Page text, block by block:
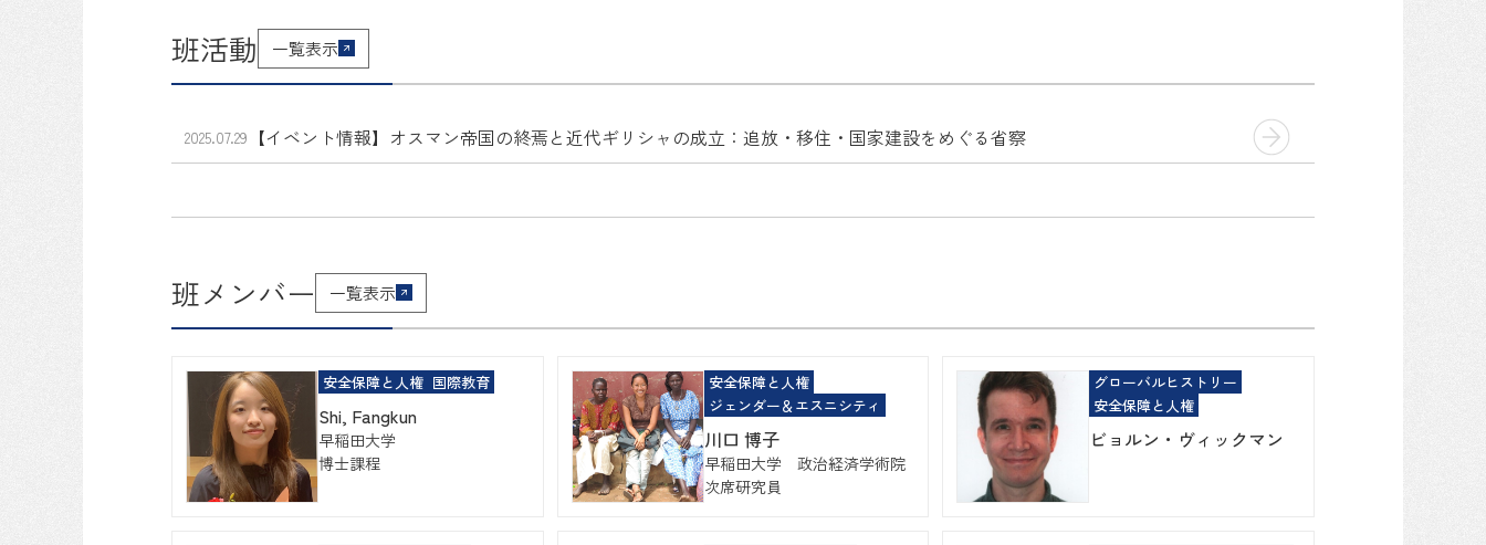
班活動 一覧表示
2025.07.29 【イベント情報】オスマン帝国の終焉と近代ギリシャの成立：追放・移住・国家建設をめぐる省察
班メンバー 一覧表示
安全保障と人権 国際教育
Shi, Fangkun
早稲田大学
博士課程
安全保障と人権
ジェンダー＆エスニシティ
川口 博子
早稲田大学 政治経済学術院
次席研究員
グローバルヒストリー
安全保障と人権
ビョルン・ヴィックマン